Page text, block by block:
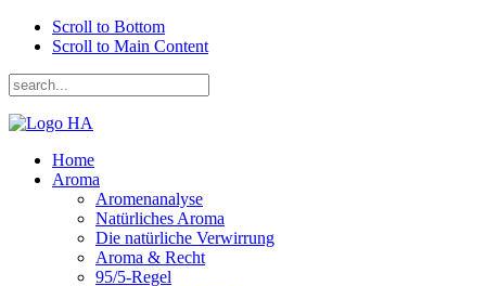
Scroll to Bottom
Scroll to Main Content
Home
Aroma
Aromenanalyse
Natürliches Aroma
Die natürliche Verwirrung
Aroma & Recht
95/5-Regel